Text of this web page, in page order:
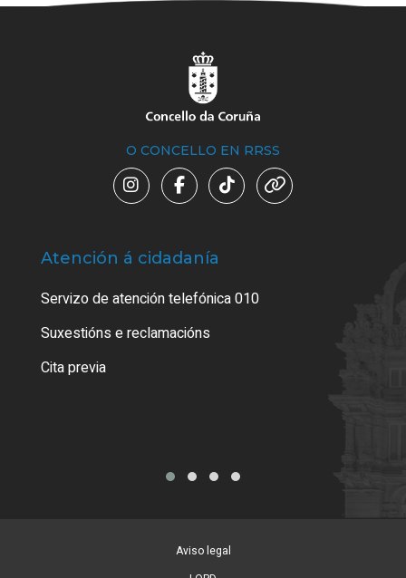
O CONCELLO EN RRSS
Atención á cidadanía
Servizo de atención telefónica 010
Suxestións e reclamacións
Cita previa
Aviso legal